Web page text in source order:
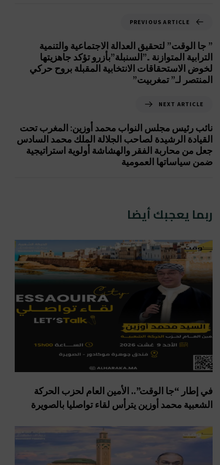
PREVIOUS ARTICLE
” جا الوقت” لتحقيق العدالة الاجتماعية والتنمية
الترابية المتوازنة ..”السنبلة”بأزرو تؤكد جاهزيتها
لخوض الاستحقاقات الانتخابية المقبلة بروح حركي
المنتصر لـ” تمغربيت”
NEXT ARTICLE
نائب رئيس مجلس النواب محمد أوزين: المغرب تحت
القيادة الرشيدة لصاحب الجلالة الملك محمد السادس
جعل من محاربة الفقر والهشاشة أولوية استراتيجية
ضمن سياساتها العمومية
ربما يعجبك أيضا
في إطار “جا الوقت”.. الأمين العام لحزب الحركة
الشعبية محمد أوزين يترأس لقاء تواصليا بالصويرة